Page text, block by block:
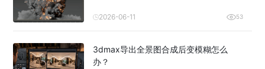
2026-06-11 53
3dmax导出全景图合成后变模糊怎么
办？